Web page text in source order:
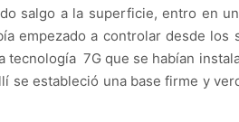
salgo a la superficie, entro en
empezado a controlar desde
tecnología 7G que se habían
se estableció una base firme y